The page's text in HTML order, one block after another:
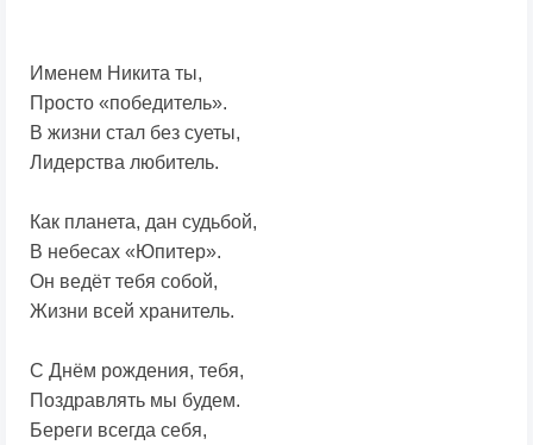
Именем Никита ты,
Просто «победитель».
В жизни стал без суеты,
Лидерства любитель.
Как планета, дан судьбой,
В небесах «Юпитер».
Он ведёт тебя собой,
Жизни всей хранитель.
С Днём рождения, тебя,
Поздравлять мы будем.
Береги всегда себя,